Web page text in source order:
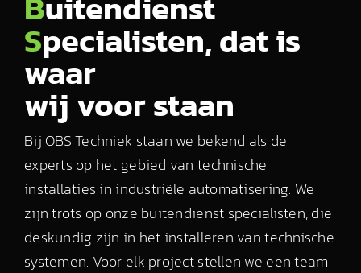
Specialisten, dat is
waar
wij voor staan
Bij OBS Techniek staan we bekend als de
experts op het gebied van technische
installaties in industriële automatisering. We
zijn trots op onze buitendienst specialisten, die
deskundig zijn in het installeren van technische
systemen. Voor elk project stellen we een team